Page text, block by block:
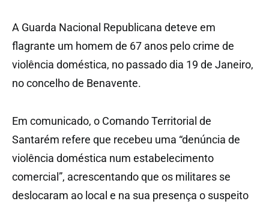
A Guarda Nacional Republicana deteve em
flagrante um homem de 67 anos pelo crime de
violência doméstica, no passado dia 19 de Janeiro,
no concelho de Benavente.
Em comunicado, o Comando Territorial de
Santarém refere que recebeu uma “denúncia de
violência doméstica num estabelecimento
comercial”, acrescentando que os militares se
deslocaram ao local e na sua presença o suspeito